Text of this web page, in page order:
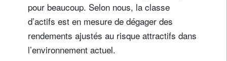
pour beaucoup. Selon nous, la classe
d’actifs est en mesure de dégager des
rendements ajustés au risque attractifs dans
l’environnement actuel.